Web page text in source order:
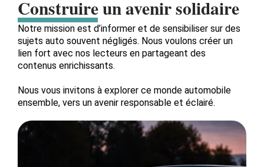
Construire un avenir solidaire
Notre mission est d’informer et de sensibiliser sur des
sujets auto souvent négligés. Nous voulons créer un
lien fort avec nos lecteurs en partageant des
contenus enrichissants.
Nous vous invitons à explorer ce monde automobile
ensemble, vers un avenir responsable et éclairé.